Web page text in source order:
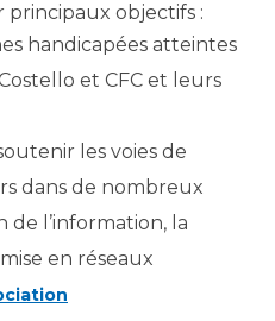
à l’AP-HM
principaux objectifs :
handicapées atteintes
et CFC et leurs
les voies de
dans de nombreux
de l’information, la
en réseaux